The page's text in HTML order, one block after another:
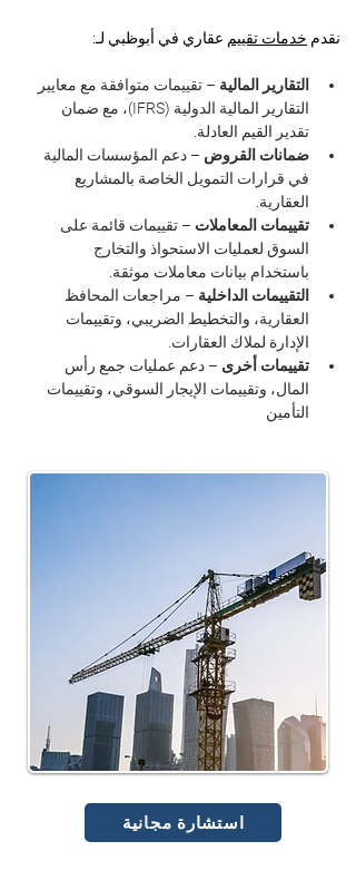
نقدم خدمات تقييم عقاري في أبوظبي لـ:
التقارير المالية – تقييمات متوافقة مع معايير
التقارير المالية الدولية (IFRS)، مع ضمان
تقدير القيم العادلة.
ضمانات القروض – دعم المؤسسات المالية
في قرارات التمويل الخاصة بالمشاريع
العقارية.
تقييمات المعاملات – تقييمات قائمة على
السوق لعمليات الاستحواذ والتخارج
باستخدام بيانات معاملات موثقة.
التقييمات الداخلية – مراجعات المحافظ
العقارية، والتخطيط الضريبي، وتقييمات
الإدارة لملاك العقارات.
تقييمات أخرى – دعم عمليات جمع رأس
المال، وتقييمات الإيجار السوقي، وتقييمات
التأمين
استشارة مجانية